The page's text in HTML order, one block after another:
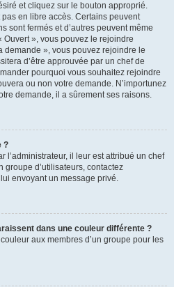
et cliquez sur le bouton approprié.
en libre accès. Certains peuvent
sont fermés et d’autres peuvent même
», vous pouvez le rejoindre
demande », vous pouvez rejoindre le
d’être approuvée par un chef de
pourquoi vous souhaitez rejoindre
ou non votre demande. N’importunez
demande, il a sûrement ses raisons.
?
l’administrateur, il leur est attribué un chef
groupe d’utilisateurs, contactez
envoyant un message privé.
dans une couleur différente ?
aux membres d’un groupe pour les